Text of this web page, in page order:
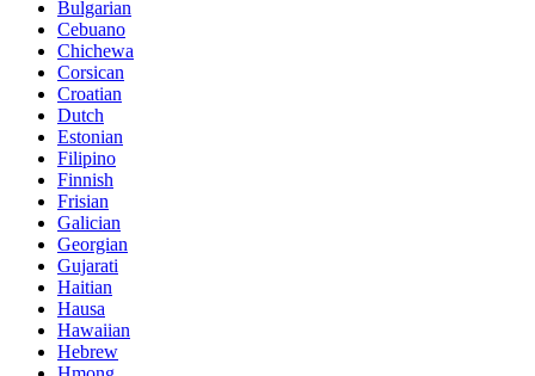
Bulgarian
Cebuano
Chichewa
Corsican
Croatian
Dutch
Estonian
Filipino
Finnish
Frisian
Galician
Georgian
Gujarati
Haitian
Hausa
Hawaiian
Hebrew